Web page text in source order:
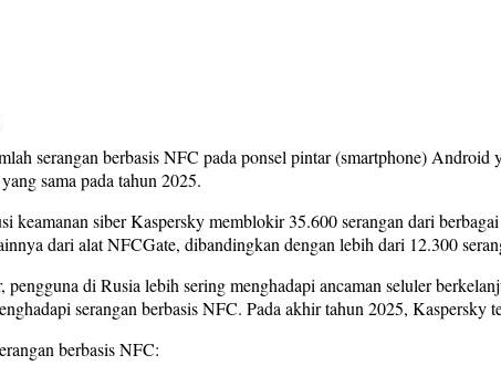
serangan berbasis NFC pada ponsel pintar (smartphone)
sama pada tahun 2025.
keamanan siber Kaspersky memblokir 35.600 serangan dari
dari alat NFCGate, dibandingkan dengan lebih dari 12.300
pengguna di Rusia lebih sering menghadapi ancaman seluler
serangan berbasis NFC. Pada akhir tahun 2025, Kaspersky
berbasis NFC: